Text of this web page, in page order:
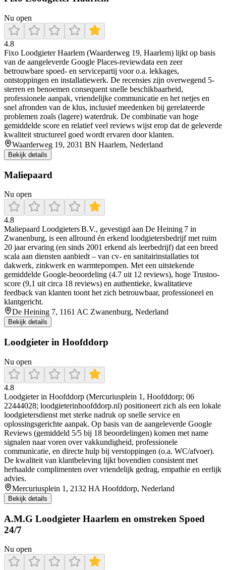
Nu open
4.8
Fixo Loodgieter Haarlem (Waarderweg 19, Haarlem) lijkt op basis
van de aangeleverde Google Places-reviewdata een zeer
betrouwbare spoed- en servicepartij voor o.a. lekkages,
ontstoppingen en installatiewerk. De recensies zijn overwegend 5-
sterren en benoemen consequent snelle beschikbaarheid,
professionele aanpak, vriendelijke communicatie en het netjes en
snel afronden van de klus, inclusief meedenken bij gerelateerde
problemen zoals (lagere) waterdruk. De combinatie van hoge
gemiddelde score en relatief veel reviews wijst erop dat de geleverde
kwaliteit structureel goed wordt ervaren door klanten.
Waarderweg 19, 2031 BN Haarlem, Nederland
Bekijk details
Maliepaard
Nu open
4.8
Maliepaard Loodgieters B.V., gevestigd aan De Heining 7 in
Zwanenburg, is een allround én erkend loodgietersbedrijf met ruim
20 jaar ervaring (en sinds 2001 erkend als leerbedrijf) dat een breed
scala aan diensten aanbiedt – van cv- en sanitairinstallaties tot
dakwerk, zinkwerk en warmtepompen. Met een uitstekende
gemiddelde Google-beoordeling (4.7 uit 12 reviews), hoge Trustoo-
score (9,1 uit circa 18 reviews) en authentieke, kwalitatieve
feedback van klanten toont het zich betrouwbaar, professioneel en
klantgericht.
De Heining 7, 1161 AC Zwanenburg, Nederland
Bekijk details
Loodgieter in Hoofddorp
Nu open
4.8
Loodgieter in Hoofddorp (Mercuriusplein 1, Hoofddorp; 06
22444028; loodgieterinhoofddorp.nl) positioneert zich als een lokale
loodgietersdienst met sterke nadruk op snelle service en
oplossingsgerichte aanpak. Op basis van de aangeleverde Google
Reviews (gemiddeld 5/5 bij 18 beoordelingen) komen met name
signalen naar voren over vakkundigheid, professionele
communicatie, en directe hulp bij verstoppingen (o.a. WC/afvoer).
De kwaliteit van klantbeleving lijkt bovendien consistent met
herhaalde complimenten over vriendelijk gedrag, empathie en eerlijk
advies.
Mercuriusplein 1, 2132 HA Hoofddorp, Nederland
Bekijk details
A.M.G Loodgieter Haarlem en omstreken Spoed
24/7
Nu open